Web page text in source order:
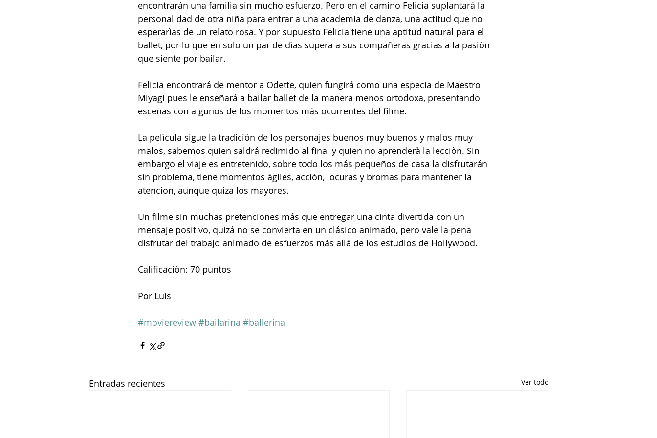
encontrarán una familia sin mucho esfuerzo. Pero en el camino Felicia suplantará la
personalidad de otra niña para entrar a una academia de danza, una actitud que no
esperarìas de un relato rosa. Y por supuesto Felicia tiene una aptitud natural para el
ballet, por lo que en solo un par de dìas supera a sus compañeras gracias a la pasiòn
que siente por bailar.
Felicia encontrará de mentor a Odette, quien fungirá como una especia de Maestro
Miyagi pues le enseñará a bailar ballet de la manera menos ortodoxa, presentando
escenas con algunos de los momentos más ocurrentes del filme.
La pelìcula sigue la tradición de los personajes buenos muy buenos y malos muy
malos, sabemos quien saldrá redimido al final y quien no aprenderà la lecciòn. Sin
embargo el viaje es entretenido, sobre todo los más pequeños de casa la disfrutarán
sin problema, tiene momentos ágiles, acciòn, locuras y bromas para mantener la
atencion, aunque quiza los mayores.
Un filme sin muchas pretenciones más que entregar una cinta divertida con un
mensaje positivo, quizá no se convierta en un clásico animado, pero vale la pena
disfrutar del trabajo animado de esfuerzos más allá de los estudios de Hollywood.
Calificaciòn: 70 puntos
Por Luis
#moviereview #bailarina #ballerina
Entradas recientes Ver todo